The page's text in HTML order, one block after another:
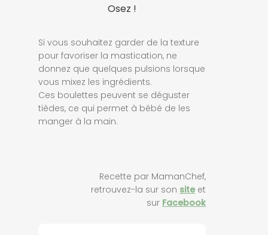
Osez !
Si vous souhaitez garder de la texture
pour favoriser la mastication, ne
donnez que quelques pulsions lorsque
vous mixez les ingrédients.
Ces boulettes peuvent se déguster
tièdes, ce qui permet à bébé de les
manger à la main.
Recette par MamanChef,
retrouvez-la sur son site et
sur Facebook